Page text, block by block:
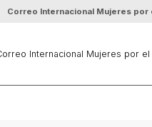
Correo Internacional Mujeres por
Internacional Mujeres por el